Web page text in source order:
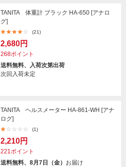
TANITA 体重計 ブラック HA-650 [アナロ
グ]
(21)
2,680円
268ポイント
送料無料、入荷次第出荷
次回入荷未定
TANITA ヘルスメーター HA-861-WH [アナ
ログ]
(1)
2,210円
221ポイント
送料無料、8月7日（金） お届け